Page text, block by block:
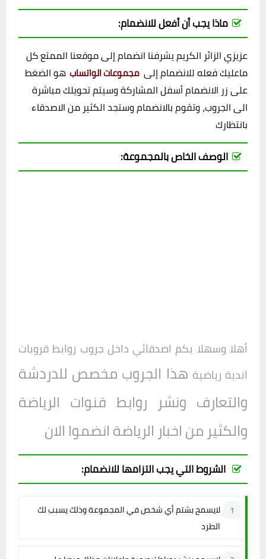
ماذا يجب أن أفعل للانضمام:
عزيزي الزائر الكريم يشرفنا انضمام إلى موقعنا الممتع كل
ماعليك فعله للانضمام إلى مجموعات الواتساب هو الضغط
على زر الانضمام أسفل المشاركة وسيتم تحويلك مباشرة
الى الجروب، وتقوم بالانضمام وستجد الكثير من الاصدقاء
بانتظارك
الوصف الخاص بالمجموعة:
أهلا وسهلا بكم اصدقائي داخل جروب روابط قروبات
اندية رياضية هذا الجروب مخصص للدردشة
والتعارف ونشر روابط قنوات الرياضة
والكثير من اخبار الرياضة انضموا الان
الشروط التي يجب التزامها للانضمام:
لايسمح بشتم أي شخص في المجموعة وذلك يسبب لك
الطرد